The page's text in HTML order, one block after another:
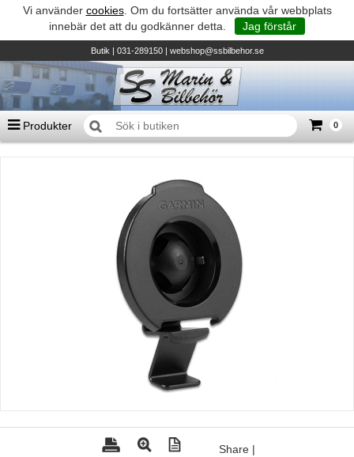
Vi använder cookies. Om du fortsätter använda vår webbplats
innebär det att du godkänner detta.
Jag förstår
Butik| 031-289150 | webshop@ssbilbehor.se
Produkter 0
TILL KASSAN
Biltillbehör och reservdelar - BDS
Suzuki - Utombordare
Suzumar - Gummibåtar
Honda - Utombordare
TK Trailer
Share |